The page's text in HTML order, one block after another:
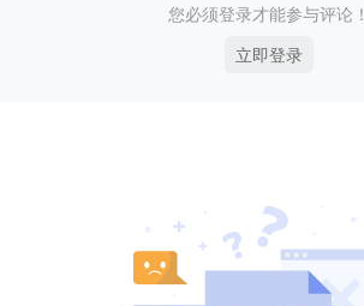
您必须登录才能参与评论！
立即登录